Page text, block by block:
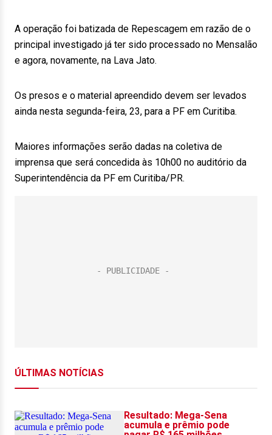
A operação foi batizada de Repescagem em razão de o
principal investigado já ter sido processado no Mensalão
e agora, novamente, na Lava Jato.
Os presos e o material apreendido devem ser levados
ainda nesta segunda-feira, 23, para a PF em Curitiba.
Maiores informações serão dadas na coletiva de
imprensa que será concedida às 10h00 no auditório da
Superintendência da PF em Curitiba/PR.